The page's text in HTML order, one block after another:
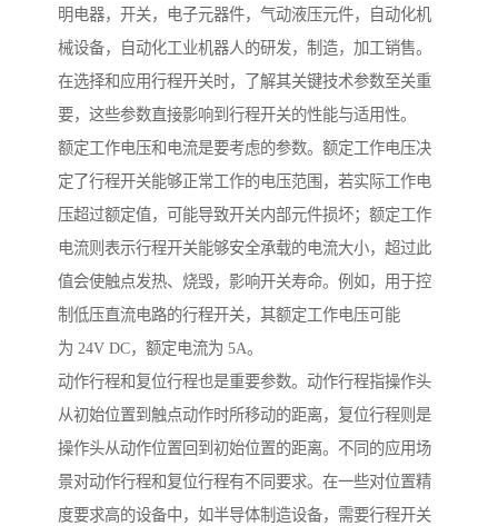
明电器，开关，电子元器件，气动液压元件，自动化机
械设备，自动化工业机器人的研发，制造，加工销售。
在选择和应用行程开关时，了解其关键技术参数至关重
要，这些参数直接影响到行程开关的性能与适用性。
额定工作电压和电流是要考虑的参数。额定工作电压决
定了行程开关能够正常工作的电压范围，若实际工作电
压超过额定值，可能导致开关内部元件损坏；额定工作
电流则表示行程开关能够安全承载的电流大小，超过此
值会使触点发热、烧毁，影响开关寿命。例如，用于控
制低压直流电路的行程开关，其额定工作电压可能
为 24V DC，额定电流为 5A。
动作行程和复位行程也是重要参数。动作行程指操作头
从初始位置到触点动作时所移动的距离，复位行程则是
操作头从动作位置回到初始位置的距离。不同的应用场
景对动作行程和复位行程有不同要求。在一些对位置精
度要求高的设备中，如半导体制造设备，需要行程开关